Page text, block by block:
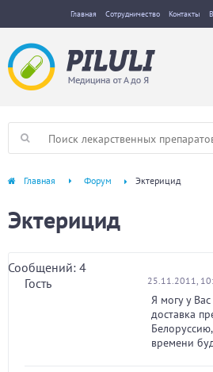
Главная Сотрудничество Контакты
Главная Форум Эктерицид
Эктерицид
Сообщений: 4
Гость
25.11.2011,
Я могу у
доставка
времени